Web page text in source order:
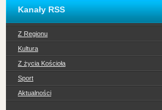
Kanały RSS
Z Regionu
Kultura
Z życia Kościoła
Sport
Aktualności